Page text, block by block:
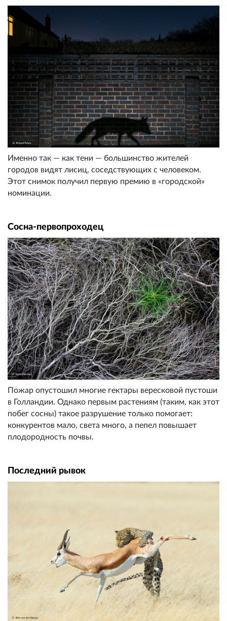
Именно так — как тени — большинство жителей
городов видят лисиц, соседствующих с человеком.
Этот снимок получил первую премию в «городской»
номинации.
Сосна-первопроходец
Пожар опустошил многие гектары вересковой пустоши
в Голландии. Однако первым растениям (таким, как этот
побег сосны) такое разрушение только помогает:
конкурентов мало, света много, а пепел повышает
плодородность почвы.
Последний рывок